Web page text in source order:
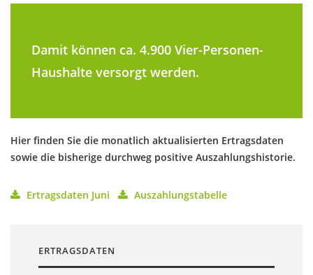
Damit können ca. 4.900 Vier-Personen-
Haushalte versorgt werden.
Hier finden Sie die monatlich aktualisierten Ertragsdaten
sowie die bisherige durchweg positive Auszahlungshistorie.
Ertragsdaten Juni Auszahlungstabelle
ERTRAGSDATEN